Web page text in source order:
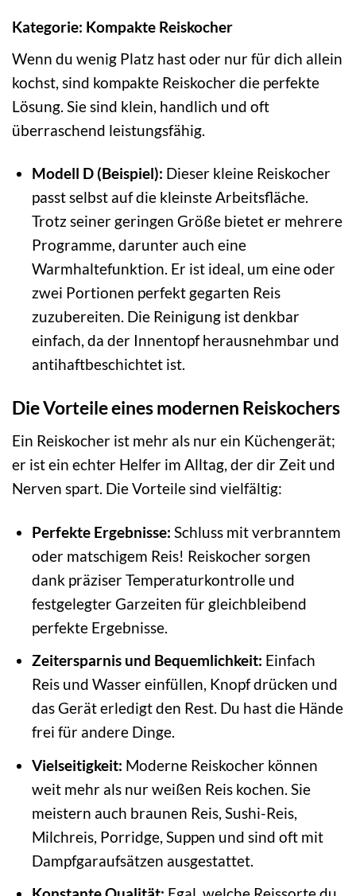
Kategorie: Kompakte Reiskocher
Wenn du wenig Platz hast oder nur für dich allein
kochst, sind kompakte Reiskocher die perfekte
Lösung. Sie sind klein, handlich und oft
überraschend leistungsfähig.
Modell D (Beispiel): Dieser kleine Reiskocher
passt selbst auf die kleinste Arbeitsfläche.
Trotz seiner geringen Größe bietet er mehrere
Programme, darunter auch eine
Warmhaltefunktion. Er ist ideal, um eine oder
zwei Portionen perfekt gegarten Reis
zuzubereiten. Die Reinigung ist denkbar
einfach, da der Innentopf herausnehmbar und
antihaftbeschichtet ist.
Die Vorteile eines modernen Reiskochers
Ein Reiskocher ist mehr als nur ein Küchengerät;
er ist ein echter Helfer im Alltag, der dir Zeit und
Nerven spart. Die Vorteile sind vielfältig:
Perfekte Ergebnisse: Schluss mit verbranntem
oder matschigem Reis! Reiskocher sorgen
dank präziser Temperaturkontrolle und
festgelegter Garzeiten für gleichbleibend
perfekte Ergebnisse.
Zeitersparnis und Bequemlichkeit: Einfach
Reis und Wasser einfüllen, Knopf drücken und
das Gerät erledigt den Rest. Du hast die Hände
frei für andere Dinge.
Vielseitigkeit: Moderne Reiskocher können
weit mehr als nur weißen Reis kochen. Sie
meistern auch braunen Reis, Sushi-Reis,
Milchreis, Porridge, Suppen und sind oft mit
Dampfgaraufsätzen ausgestattet.